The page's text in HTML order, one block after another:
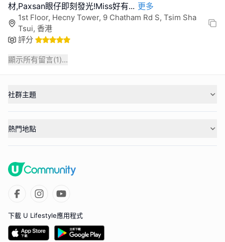
材,Paxsan眼仔即刻發光!Miss好有... 更多
1st Floor, Hecny Tower, 9 Chatham Rd S, Tsim Sha
Tsui, 香港
評分
顯示所有留言(1)...
社群主題
熱門地點
下載 U Lifestyle應用程式